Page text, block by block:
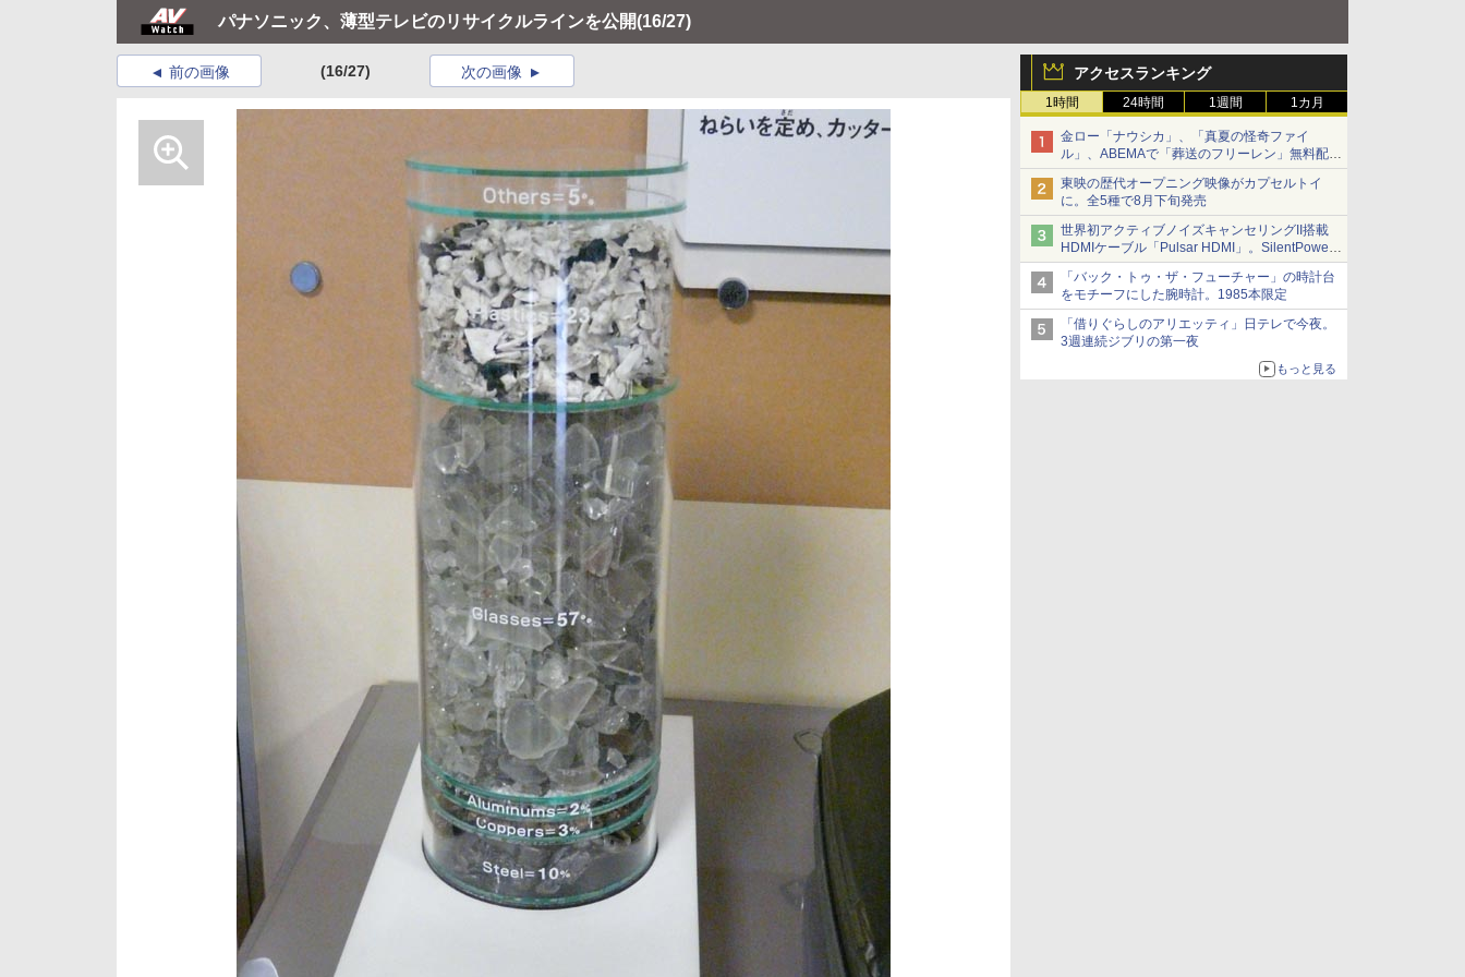
パナソニック、薄型テレビのリサイクルラインを公開(16/27)
アクセスランキング
1時間 24時間 1週間 1カ月
金ロー「ナウシカ」、「真夏の怪奇ファイ
ル」、ABEMAで「葬送のフリーレン」無料配信
など。夏の特番・配信情報
東映の歴代オープニング映像がカプセルトイ
に。全5種で8月下旬発売
世界初アクティブノイズキャンセリングII搭載
HDMIケーブル「Pulsar HDMI」。SilentPower
から
「バック・トゥ・ザ・フューチャー」の時計台
をモチーフにした腕時計。1985本限定
「借りぐらしのアリエッティ」日テレで今夜。
3週連続ジブリの第一夜
もっと見る
前の画像 (16/27) 次の画像